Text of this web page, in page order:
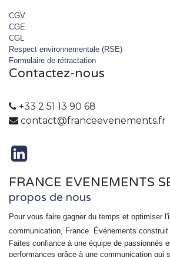
CGV
CGE
CGL
Respect environnementale (RSE)
Formulaire de rétractation
Contactez-nous
+33 2 51 13 90 68
contact@franceevenements.fr
FRANCE EVENEMENTS
propos de nous
Pour vous faire gagner du temps et optimiser
communication, France
Événements construit
Faites confiance à une équipe de passionnés
performances grâce à une communication qui